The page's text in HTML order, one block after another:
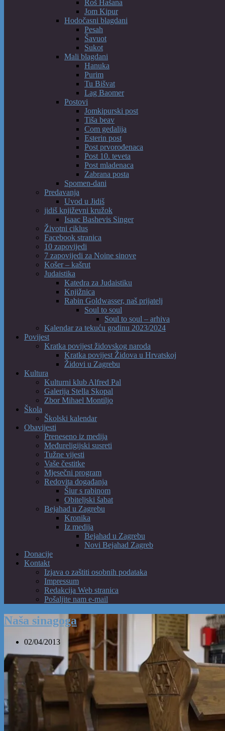
Roš Hašana
Jom Kipur
Hodočasni blagdani
Pesah
Šavuot
Sukot
Mali blagdani
Hanuka
Purim
Tu Bišvat
Lag Baomer
Postovi
Jomkipurski post
Tiša beav
Com gedalija
Esterin post
Post prvorođenaca
Post 10. teveta
Post mladenaca
Zabrana posta
Spomen-dani
Predavanja
Uvod u Jidiš
jidiš književni kružok
Isaac Bashevis Singer
Životni ciklus
Facebook stranica
10 zapovijedi
7 zapovijedi za Noine sinove
Košer – kašrut
Judaistika
Katedra za Judaistiku
Knjižnica
Rabin Goldwasser, naš prijatelj
Soul to soul
Soul to soul – arhiva
Kalendar za tekuću godinu 2023/2024
Povijest
Kratka povijest židovskog naroda
Kratka povijest Židova u Hrvatskoj
Židovi u Zagrebu
Kultura
Kulturni klub Alfred Pal
Galerija Stella Skopal
Zbor Mihael Montiljo
Škola
Školski kalendar
Obavijesti
Preneseno iz medija
Međureligijski susreti
Tužne vijesti
Vaše čestitke
Mjesečni program
Redovita događanja
Šiur s rabinom
Obiteljski šabat
Bejahad u Zagrebu
Kronika
Iz medija
Bejahad u Zagrebu
Novi Bejahad Zagreb
Donacije
Kontakt
Izjava o zaštiti osobnih podataka
Impressum
Redakcija Web stranica
Pošaljite nam e-mail
Naša sinagoga
02/04/2013